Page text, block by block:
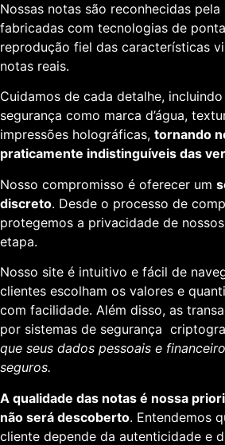
Nossas notas são reconhecidas
fabricadas com tecnologias de
reprodução fiel das características
notas reais.
Cuidamos de cada detalhe,
segurança como marca d’água,
impressões holográficas, tornando
praticamente indistinguíveis das
Nosso compromisso é oferecer um
discreto. Desde o processo de
protegemos a privacidade de
etapa.
Nosso site é intuitivo e fácil de
clientes escolham os valores e
com facilidade. Além disso, as
por sistemas de segurança
que seus dados pessoais e
seguros.
A qualidade das notas é nossa
não será descoberto. Entendemos
cliente depende da autenticidade e